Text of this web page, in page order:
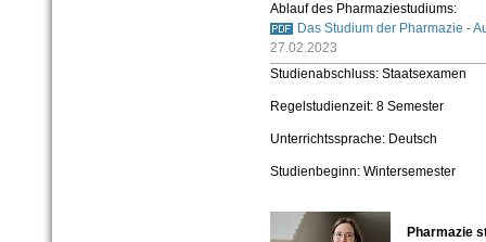
Ablauf des Pharmaziestudiums:
Das Studium der Pharmazie -
27.02.2023
Studienabschluss: Staatsexamen
Regelstudienzeit: 8 Semester
Unterrichtssprache: Deutsch
Studienbeginn: Wintersemester
Pharmazie